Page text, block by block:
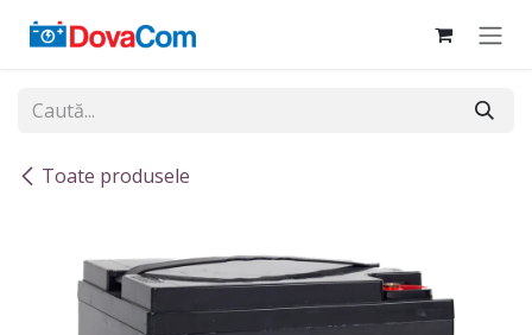
Toate produsele